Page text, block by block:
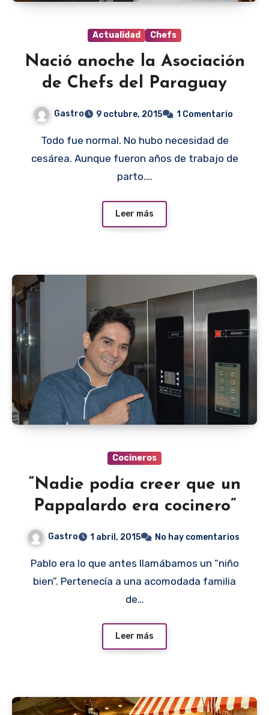
Actualidad Chefs
Nació anoche la Asociación
de Chefs del Paraguay
Gastro 9 octubre, 2015 1 Comentario
Todo fue normal. No hubo necesidad de
cesárea. Aunque fueron años de trabajo de
parto.…
Leer más
Cocineros
“Nadie podía creer que un
Pappalardo era cocinero”
Gastro 1 abril, 2015 No hay comentarios
Pablo era lo que antes llamábamos un “niño
bien”. Pertenecía a una acomodada familia
de…
Leer más